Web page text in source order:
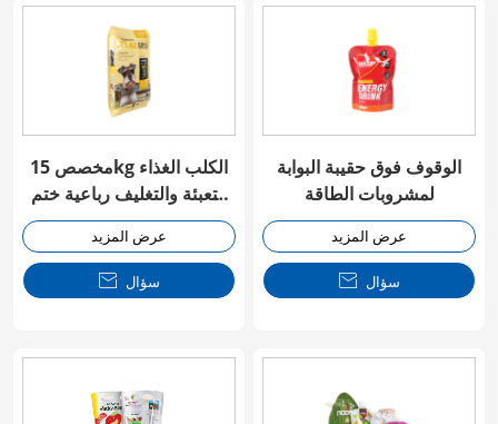
مخصص 15kg الكلب الغذاء
التعبئة والتغليف رباعية ختم
حقيبة
عرض المزيد
 سؤال
الوقوف فوق حقيبة البوابة
لمشروبات الطاقة
عرض المزيد
 سؤال